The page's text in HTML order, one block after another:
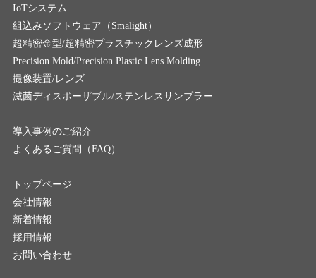
トップページ
会社情報
新着情報
採用情報
お問い合わせ
IoTシステム
組込みソフトウェア（Smalight）
超精密金型/超精密プラスチックレンズ成形
Precision Mold/Precision Plastic Lens Molding
撮像装置/レンズ
滅菌ディスポーザブル/ステンレスサンプラー
導入事例のご紹介
よくあるご質問（FAQ）